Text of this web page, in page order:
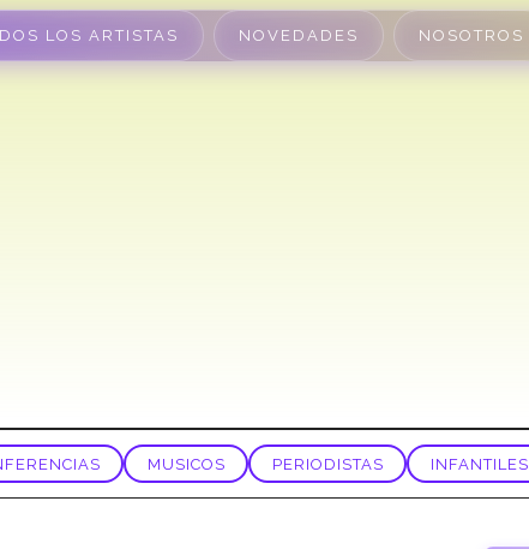
LOS ARTISTAS NOVEDADES NOSOTROS
MUSICOS PERIODISTAS INFANTILES